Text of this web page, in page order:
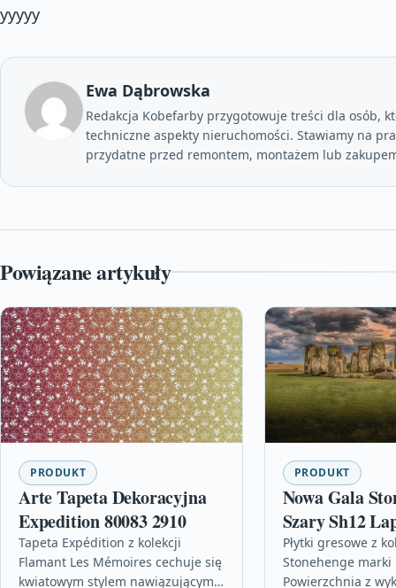
yyyyy
Ewa Dąbrowska
Redakcja Kobefarby przygotowuje treści dla osób,
techniczne aspekty nieruchomości. Stawiamy na
przydatne przed remontem, montażem lub
Powiązane artykuły
PRODUKT
Arte Tapeta Dekoracyjna
Expedition 80083 2910
Tapeta Expédition z kolekcji
Flamant Les Mémoires cechuje się
kwiatowym stylem nawiązującym
PRODUKT
Nowa Gala
Szary Sh12
60X120 Gres
Płytki gresowe z
Stonehenge marki
Powierzchnia z